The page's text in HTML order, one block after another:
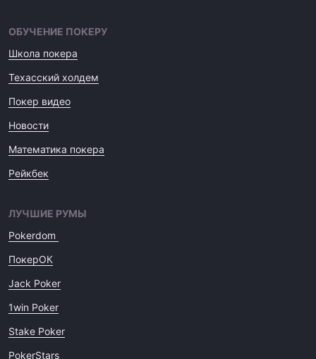
ОБУЧЕНИЕ ПОКЕРУ
Школа покера
Техасский холдем
Покер видео
Новости
Математика покера
Рейкбек
ЛУЧШИЕ РУМЫ
Pokerdom
ПокерОК
Jack Poker
1win Poker
Stake Poker
PokerStars